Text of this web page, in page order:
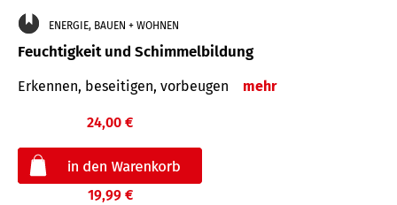
ENERGIE, BAUEN + WOHNEN
Feuchtigkeit und Schimmelbildung
Erkennen, beseitigen, vorbeugen mehr
24,00 €
19,99 €